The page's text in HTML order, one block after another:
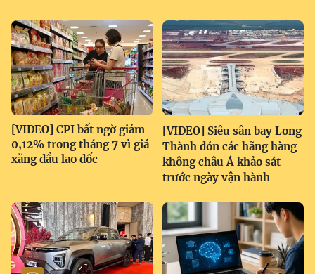
[VIDEO] CPI bất ngờ giảm
0,12% trong tháng 7 vì giá
xăng dầu lao dốc
[VIDEO] Siêu sân bay Long
Thành đón các hãng hàng
không châu Á khảo sát
trước ngày vận hành